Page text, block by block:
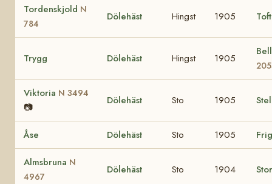
Tordenskjold N
784
Dölehäst Hingst 1905
Trygg Dölehäst Hingst 1905
Viktoria N 3494
📷
Dölehäst Sto 1905
Åse Dölehäst Sto 1905
Almsbruna N
4967
Dölehäst Sto 1904